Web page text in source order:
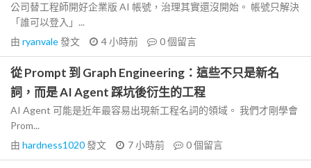
公司替工程師開好企業版 AI 帳號，治理其實還沒開始。 帳號只解決
「誰可以登入」...
由 ryanvale發文 4 小時前 0個留言
從 Prompt 到 Graph Engineering：這些不只是新名
詞，而是 AI Agent 踩坑後衍生的工程
AI Agent 可能是近年最容易出現新工程名詞的領域。 我們才剛學會
Prom...
由 hardness1020發文 7 小時前 0個留言